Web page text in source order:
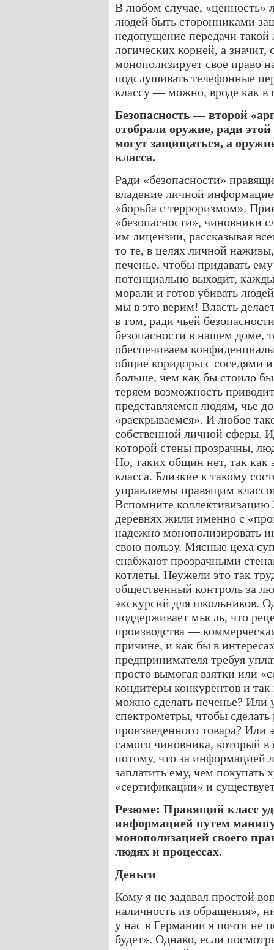
В любом случае, «ценность»
людей быть сторонниками
недопущение передачи
логических корней, а
монополизирует свое право
подслушивать телефонные
классу — можно, вроде как в
Безопасность — второй
отобрали оружие, ради
могут защищаться, а
класса.
Ради «безопасности»
владение личной
«борьба с терроризмом».
«безопасности», чиновники
им лицензии, рассказывая
то те, в целях личной
печенье, чтобы придавать
потенциально выходит,
морали и готов убивать
мы в это верим! Власть
в том, ради чьей
безопасности в нашем доме,
обеспечиваем
общие коридоры с соседями
больше, чем как бы стоило
теряем возможность
представляемся людям, чье
«раскрываемся». И любое
собственной личной сферы.
которой стены прозрачны,
Но, таких общин нет, так как
класса. Близкие к такому
управляемы правящим
Вспомните коллективизацию
деревнях жили именно с
надежно монополизировать
свою пользу. Мясные цеха
снабжают прозрачными
котлеты. Неужели это так
общественный контроль за
экскурсий для школьников.
поддерживает мысль, что
производства —
причине, и как бы в
предпринимателя требуя
просто вымогая взятки или
кондитеры конкурентов и
можно сделать печенье? Или
спектрометры, чтобы
произведенного товара? Или
самого чиновника, который
потому, что за информацией
заплатить ему, чем покупать
«сертификации» и
Резюме: Правящий класс
информацией путем
монополизацией своего
людях и процессах.
Деньги
Кому я не задавал простой
наличность из обращения»,
у нас в Германии я почти не
будет». Однако, если